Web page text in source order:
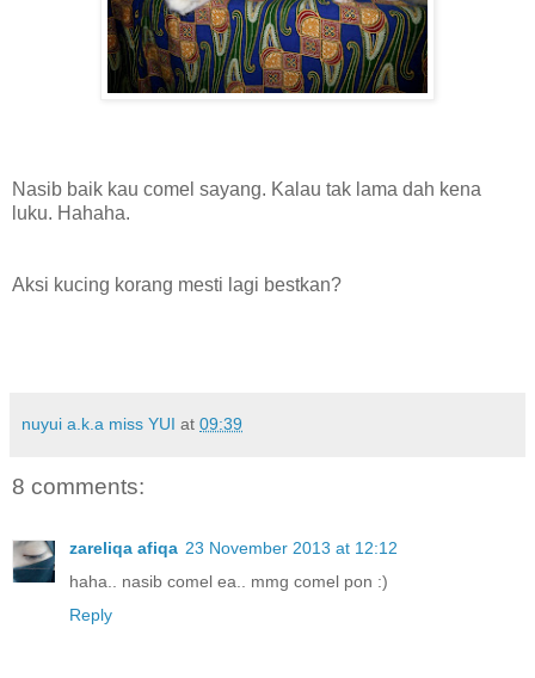
Nasib baik kau comel sayang. Kalau tak lama dah kena
luku. Hahaha.
Aksi kucing korang mesti lagi bestkan?
nuyui a.k.a miss YUI at 09:39
8 comments:
zareliqa afiqa 23 November 2013 at 12:12
haha.. nasib comel ea.. mmg comel pon :)
Reply